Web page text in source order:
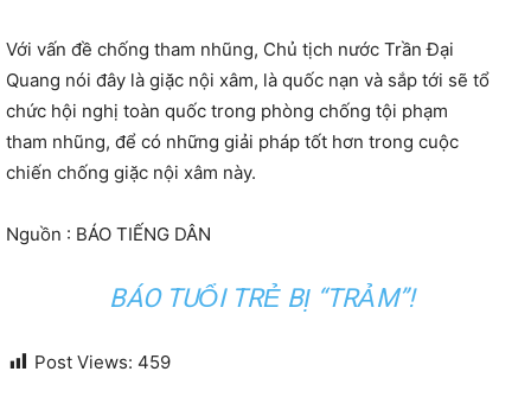
Với vấn đề chống tham nhũng, Chủ tịch nước Trần Đại
Quang nói đây là giặc nội xâm, là quốc nạn và sắp tới sẽ tổ
chức hội nghị toàn quốc trong phòng chống tội phạm
tham nhũng, để có những giải pháp tốt hơn trong cuộc
chiến chống giặc nội xâm này.
Nguồn : BÁO TIẾNG DÂN
BÁO TUỔI TRẺ BỊ “TRẢM”!
Post Views: 459